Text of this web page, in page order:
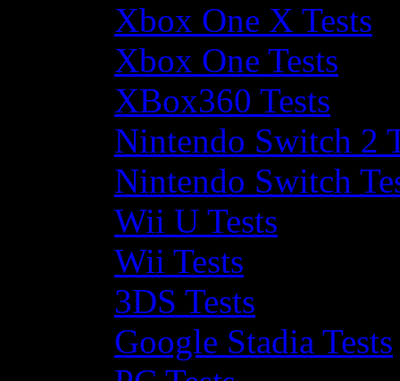
Xbox One X Tests
Xbox One Tests
XBox360 Tests
Nintendo Switch 2
Nintendo Switch
Wii U Tests
Wii Tests
3DS Tests
Google Stadia Tests